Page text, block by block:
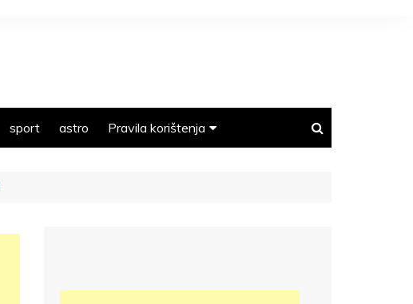
sport astro Pravila korištenja